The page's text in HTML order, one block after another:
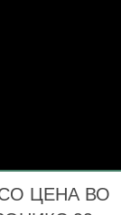
ЦЕНА ВО